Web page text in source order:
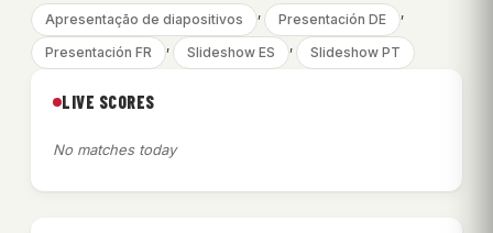
Apresentação de diapositivos , Presentación DE ,
Presentación FR , Slideshow ES , Slideshow PT
LIVE SCORES
No matches today